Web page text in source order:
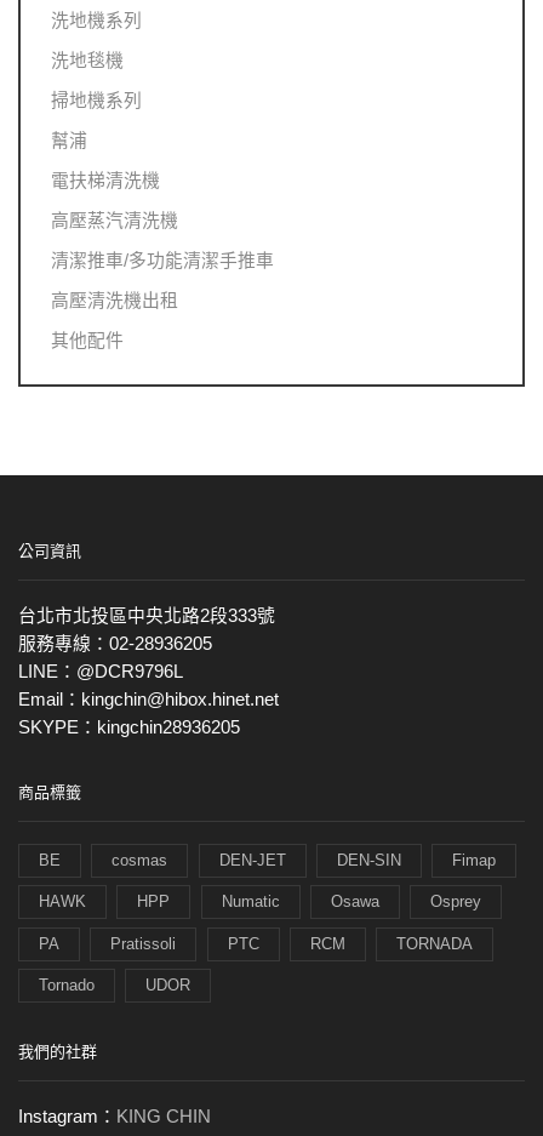
洗地機系列
洗地毯機
掃地機系列
幫浦
電扶梯清洗機
高壓蒸汽清洗機
清潔推車/多功能清潔手推車
高壓清洗機出租
其他配件
公司資訊
台北市北投區中央北路2段333號
服務專線：02-28936205
LINE：@DCR9796L
Email：kingchin@hibox.hinet.net
SKYPE：kingchin28936205
商品標籤
BE cosmas DEN-JET DEN-SIN Fimap
HAWK HPP Numatic Osawa Osprey
PA Pratissoli PTC RCM TORNADA
Tornado UDOR
我們的社群
Instagram： KING CHIN